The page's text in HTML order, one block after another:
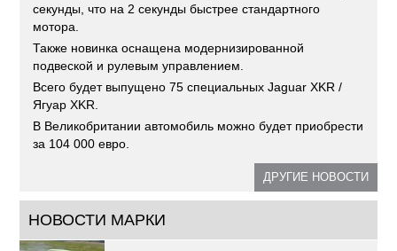
секунды, что на 2 секунды быстрее стандартного
мотора.
Также новинка оснащена модернизированной
подвеской и рулевым управлением.
Всего будет выпущено 75 специальных Jaguar XKR /
Ягуар XKR.
В Великобритании автомобиль можно будет приобрести
за 104 000 евро.
ДРУГИЕ НОВОСТИ
НОВОСТИ МАРКИ